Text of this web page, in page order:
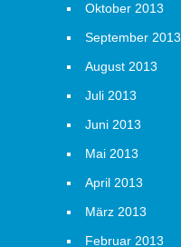
Oktober 2013
September 2013
August 2013
Juli 2013
Juni 2013
Mai 2013
April 2013
März 2013
Februar 2013